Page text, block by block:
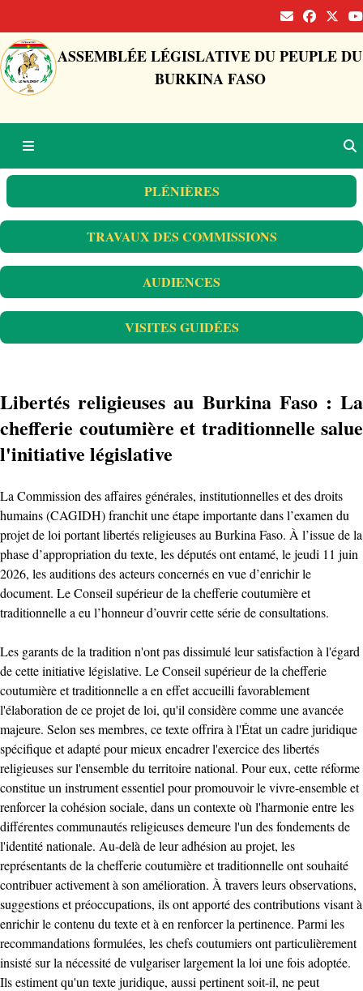
ASSEMBLÉE LÉGISLATIVE DU PEUPLE DU
BURKINA FASO
PLÉNIÈRES
TRAVAUX DES COMMISSIONS
AUDIENCES
VISITES GUIDÉES
Libertés religieuses au Burkina Faso : La
chefferie coutumière et traditionnelle salue
l'initiative législative
La Commission des affaires générales, institutionnelles et des droits
humains (CAGIDH) franchit une étape importante dans l’examen du
projet de loi portant libertés religieuses au Burkina Faso. À l’issue de la
phase d’appropriation du texte, les députés ont entamé, le jeudi 11 juin
2026, les auditions des acteurs concernés en vue d’enrichir le
document. Le Conseil supérieur de la chefferie coutumière et
traditionnelle a eu l’honneur d’ouvrir cette série de consultations.
Les garants de la tradition n'ont pas dissimulé leur satisfaction à l'égard
de cette initiative législative. Le Conseil supérieur de la chefferie
coutumière et traditionnelle a en effet accueilli favorablement
l'élaboration de ce projet de loi, qu'il considère comme une avancée
majeure. Selon ses membres, ce texte offrira à l'État un cadre juridique
spécifique et adapté pour mieux encadrer l'exercice des libertés
religieuses sur l'ensemble du territoire national. Pour eux, cette réforme
constitue un instrument essentiel pour promouvoir le vivre-ensemble et
renforcer la cohésion sociale, dans un contexte où l'harmonie entre les
différentes communautés religieuses demeure l'un des fondements de
l'identité nationale. Au-delà de leur adhésion au projet, les
représentants de la chefferie coutumière et traditionnelle ont souhaité
contribuer activement à son amélioration. À travers leurs observations,
suggestions et préoccupations, ils ont apporté des contributions visant à
enrichir le contenu du texte et à en renforcer la pertinence. Parmi les
recommandations formulées, les chefs coutumiers ont particulièrement
insisté sur la nécessité de vulgariser largement la loi une fois adoptée.
Ils estiment qu'un texte juridique, aussi pertinent soit-il, ne peut